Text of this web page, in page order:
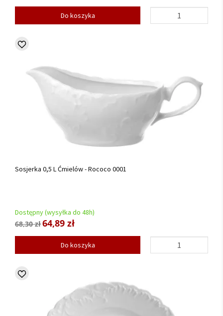
Do koszyka
Sosjerka 0,5 L Ćmielów - Rococo 0001
Dostępny (wysyłka do 48h)
68,30 zł64,89 zł
Do koszyka